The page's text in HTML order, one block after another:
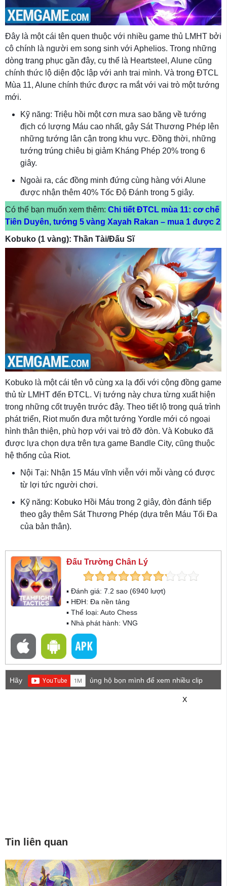
Đây là một cái tên quen thuộc với nhiều game thủ LMHT bởi
cô chính là người em song sinh với Aphelios. Trong những
dòng trang phục gần đây, cụ thể là Heartsteel, Alune cũng
chính thức lộ diện độc lập với anh trai mình. Và trong ĐTCL
Mùa 11, Alune chính thức được ra mắt với vai trò một tướng
mới.
Kỹ năng: Triệu hồi một cơn mưa sao băng về tướng
địch có lượng Máu cao nhất, gây Sát Thương Phép lên
những tướng lân cận trong khu vực. Đồng thời, những
tướng trúng chiêu bị giảm Kháng Phép 20% trong 6
giây.
Ngoài ra, các đồng minh đứng cùng hàng với Alune
được nhận thêm 40% Tốc Độ Đánh trong 5 giây.
Có thể bạn muốn xem thêm: Chi tiết ĐTCL mùa 11: cơ chế
Tiên Duyên, tướng 5 vàng Xayah Rakan – mua 1 được 2
Kobuko (1 vàng): Thần Tài/Đấu Sĩ
Kobuko là một cái tên vô cùng xa lạ đối với cộng đồng game
thủ từ LMHT đến ĐTCL. Vị tướng này chưa từng xuất hiện
trong những cốt truyện trước đây. Theo tiết lộ trong quá trình
phát triển, Riot muốn đưa một tướng Yordle mới có ngoại
hình thân thiện, phù hợp với vai trò đỡ đòn. Và Kobuko đã
được lựa chọn dựa trên tựa game Bandle City, cũng thuộc
hệ thống của Riot.
Nội Tại: Nhận 15 Máu vĩnh viễn với mỗi vàng có được
từ lợi tức người chơi.
Kỹ năng: Kobuko Hồi Máu trong 2 giây, đòn đánh tiếp
theo gây thêm Sát Thương Phép (dựa trên Máu Tối Đa
của bản thân).
Đấu Trường Chân Lý
▪ Đánh giá: 7.2 sao (6940 lượt)
▪ HĐH: Đa nền tảng
▪ Thể loại: Auto Chess
▪ Nhà phát hành: VNG
Hãy
ủng hộ bọn mình để xem nhiều clip
X
Tin liên quan